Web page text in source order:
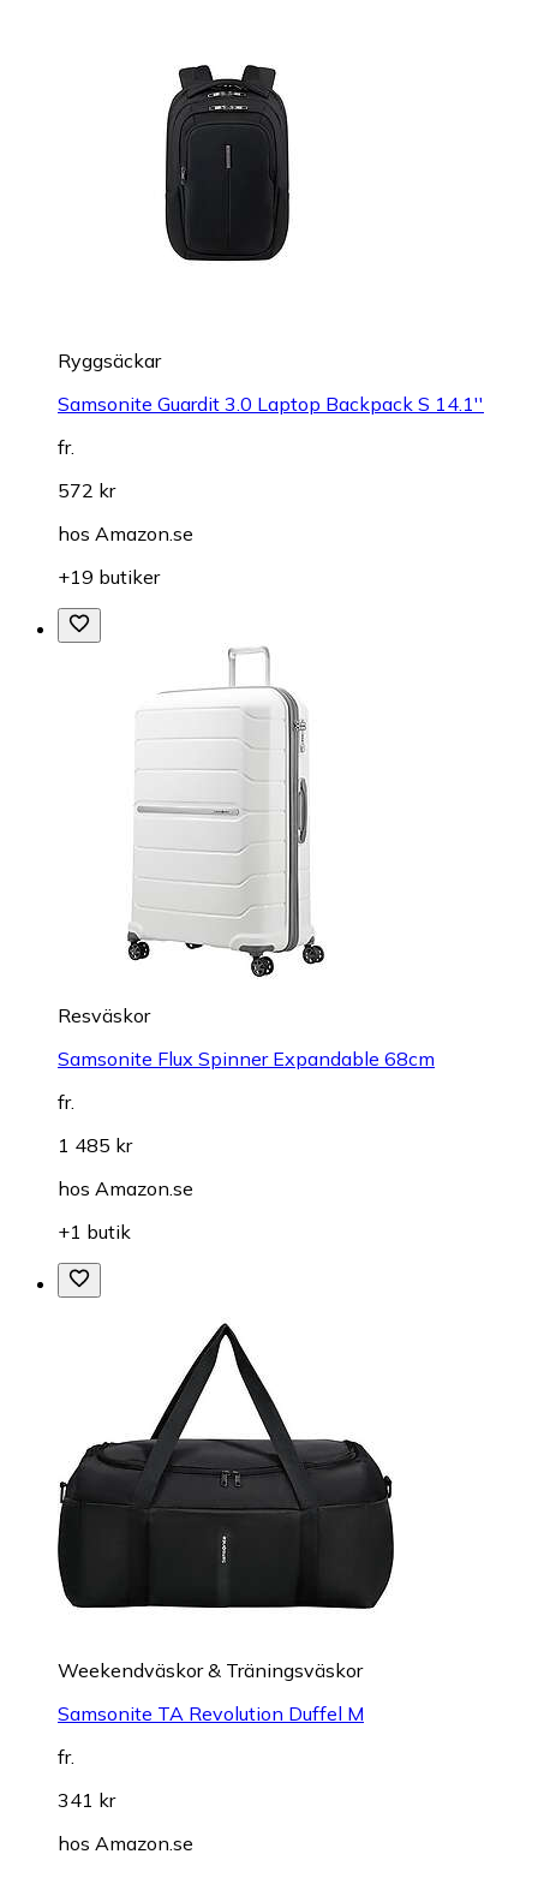
Ryggsäckar
Samsonite Guardit 3.0 Laptop Backpack S 14.1''
fr.
572 kr
hos Amazon.se
+19 butiker
Resväskor
Samsonite Flux Spinner Expandable 68cm
fr.
1 485 kr
hos Amazon.se
+1 butik
Weekendväskor & Träningsväskor
Samsonite TA Revolution Duffel M
fr.
341 kr
hos Amazon.se